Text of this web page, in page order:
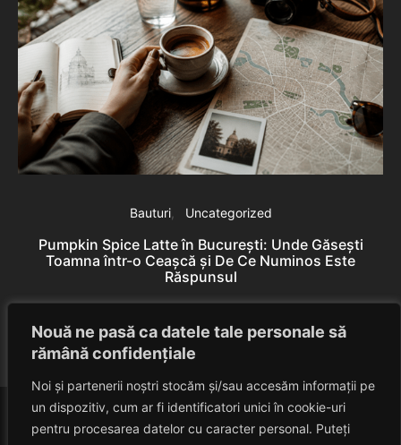
Nouă ne pasă ca datele tale personale să
rămână confidențiale
Noi și partenerii noștri stocăm și/sau accesăm informații pe
un dispozitiv, cum ar fi identificatori unici în cookie-uri
pentru procesarea datelor cu caracter personal. Puteți
Bauturi Uncategorized
Pumpkin Spice Latte în București: Unde Găsești
Toamna într-o Ceașcă și De Ce Numinos Este
Răspunsul
Eduard Nedelcu June 10, 2026